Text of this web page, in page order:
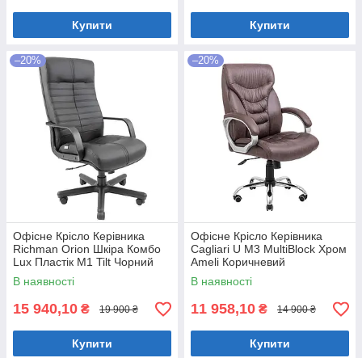
Купити Купити
–20%
Офісне Крісло Керівника
Richman Orion Шкіра Комбо
Lux Пластік М1 Tilt Чорний
В наявності
15 940,10 ₴ 19 900 ₴
Купити
–20%
Офісне Крісло Керівника
Cagliari U М3 MultiBlock Хром
Ameli Коричневий
В наявності
11 958,10 ₴ 14 900 ₴
Купити